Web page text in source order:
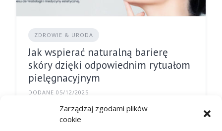
Zarządzaj zgodami plików
cookie
ZDROWIE & URODA
Jak wspierać naturalną barierę
skóry dzięki odpowiednim rytuałom
pielęgnacyjnym
DODANE 05/12/2025